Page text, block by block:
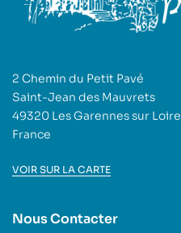
2 Chemin du Petit Pavé
Saint-Jean des Mauvrets
49320 Les Garennes sur Loire
France
VOIR SUR LA CARTE
Nous Contacter